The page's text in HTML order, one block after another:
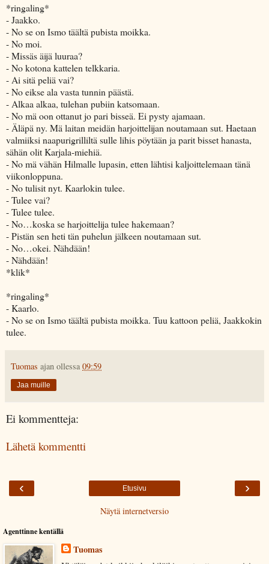
*ringaling*
- Jaakko.
- No se on Ismo täältä pubista moikka.
- No moi.
- Missäs äijä luuraa?
- No kotona kattelen telkkaria.
- Ai sitä peliä vai?
- No eikse ala vasta tunnin päästä.
- Alkaa alkaa, tulehan pubiin katsomaan.
- No mä oon ottanut jo pari bisseä. Ei pysty ajamaan.
- Äläpä ny. Mä laitan meidän harjoittelijan noutamaan sut. Haetaan
valmiiksi naapurigrilliltä sulle lihis pöytään ja parit bisset hanasta,
sähän olit Karjala-miehiä.
- No mä vähän Hilmalle lupasin, etten lähtisi kaljoittelemaan tänä
viikonloppuna.
- No tulisit nyt. Kaarlokin tulee.
- Tulee vai?
- Tulee tulee.
- No…koska se harjoittelija tulee hakemaan?
- Pistän sen heti tän puhelun jälkeen noutamaan sut.
- No…okei. Nähdään!
- Nähdään!
*klik*
*ringaling*
- Kaarlo.
- No se on Ismo täältä pubista moikka. Tuu kattoon peliä, Jaakkokin
tulee.
Tuomas ajan ollessa 09:59
Jaa muille
Ei kommentteja:
Lähetä kommentti
‹ ›
Etusivu
Näytä internetversio
Agenttinne kentällä
Tuomas